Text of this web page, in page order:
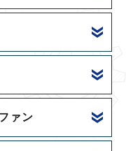
ァン